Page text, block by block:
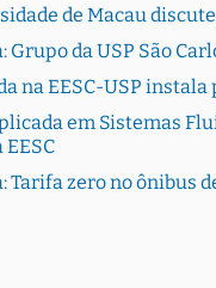
de Macau
Grupo da USP São
na EESC-USP
em Sistemas
Tarifa zero no ônibus